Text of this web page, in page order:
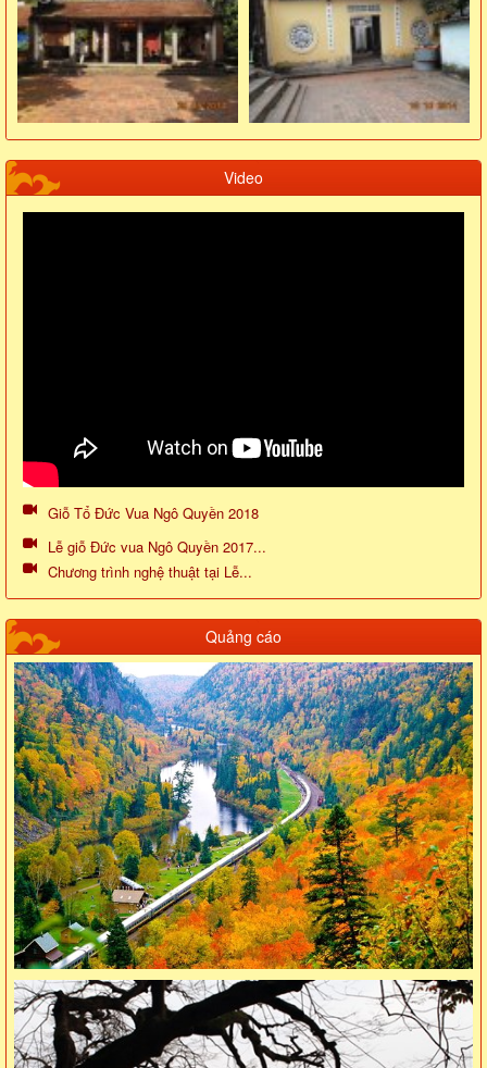
Video
Giỗ Tổ Đức Vua Ngô Quyền 2018
Lễ giỗ Đức vua Ngô Quyền 2017...
Chương trình nghệ thuật tại Lễ...
Quảng cáo